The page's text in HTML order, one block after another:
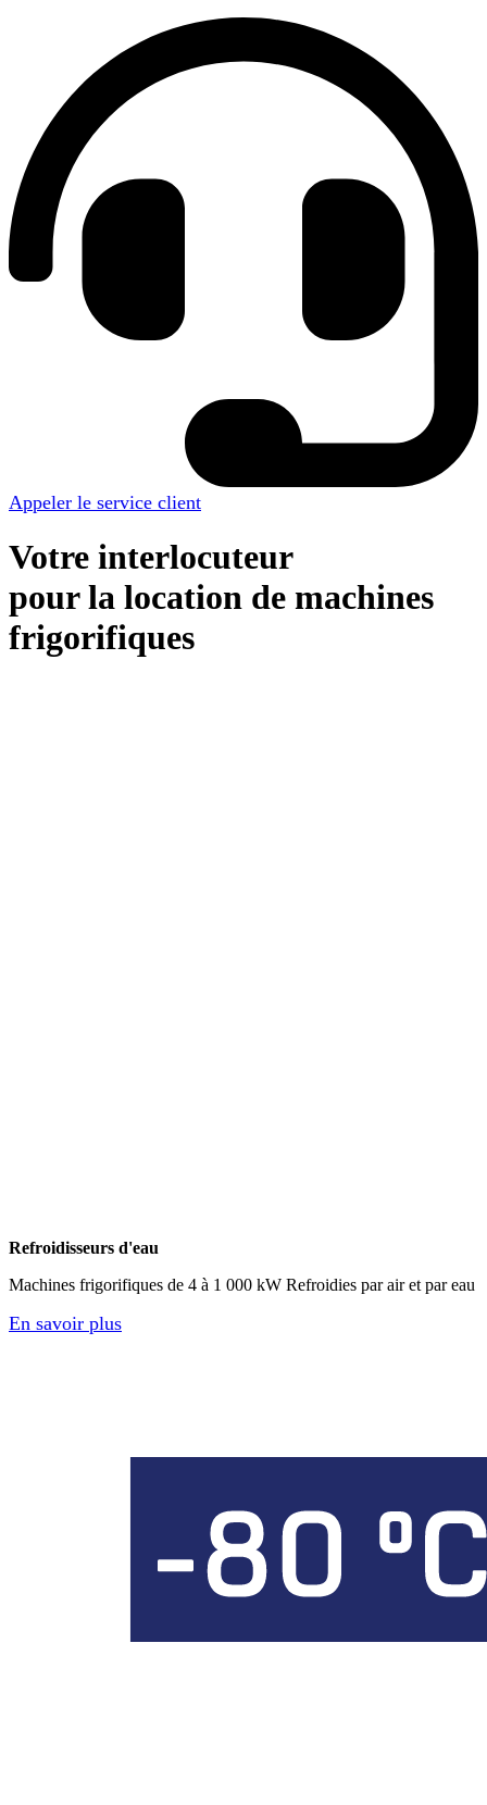
Appeler le service client
Votre interlocuteur
pour la location de machines
frigorifiques
Refroidisseurs d'eau
Machines frigorifiques de 4 à 1 000 kW Refroidies par air et par eau
En savoir plus